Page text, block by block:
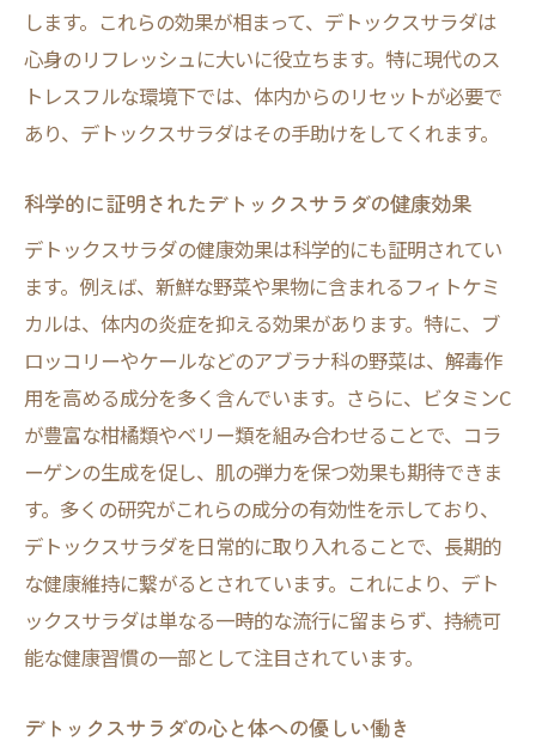
します。これらの効果が相まって、デトックスサラダは
心身のリフレッシュに大いに役立ちます。特に現代のス
トレスフルな環境下では、体内からのリセットが必要で
あり、デトックスサラダはその手助けをしてくれます。
科学的に証明されたデトックスサラダの健康効果
デトックスサラダの健康効果は科学的にも証明されてい
ます。例えば、新鮮な野菜や果物に含まれるフィトケミ
カルは、体内の炎症を抑える効果があります。特に、ブ
ロッコリーやケールなどのアブラナ科の野菜は、解毒作
用を高める成分を多く含んでいます。さらに、ビタミンC
が豊富な柑橘類やベリー類を組み合わせることで、コラ
ーゲンの生成を促し、肌の弾力を保つ効果も期待できま
す。多くの研究がこれらの成分の有効性を示しており、
デトックスサラダを日常的に取り入れることで、長期的
な健康維持に繋がるとされています。これにより、デト
ックスサラダは単なる一時的な流行に留まらず、持続可
能な健康習慣の一部として注目されています。
デトックスサラダの心と体への優しい働き